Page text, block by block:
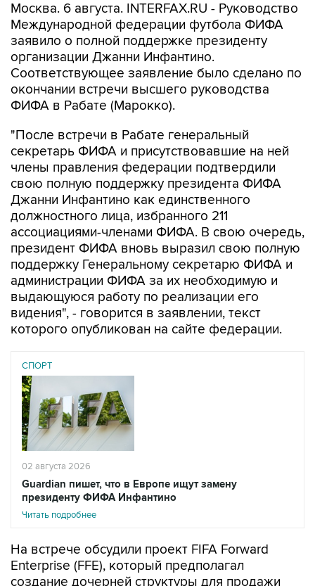
Москва. 6 августа. INTERFAX.RU - Руководство
Международной федерации футбола ФИФА
заявило о полной поддержке президенту
организации Джанни Инфантино.
Соответствующее заявление было сделано по
окончании встречи высшего руководства
ФИФА в Рабате (Марокко).
"После встречи в Рабате генеральный
секретарь ФИФА и присутствовавшие на ней
члены правления федерации подтвердили
свою полную поддержку президента ФИФА
Джанни Инфантино как единственного
должностного лица, избранного 211
ассоциациями-членами ФИФА. В свою очередь,
президент ФИФА вновь выразил свою полную
поддержку Генеральному секретарю ФИФА и
администрации ФИФА за их необходимую и
выдающуюся работу по реализации его
видения", - говорится в заявлении, текст
которого опубликован на сайте федерации.
СПОРТ
02 августа 2026
Guardian пишет, что в Европе ищут замену
президенту ФИФА Инфантино
Читать подробнее
На встрече обсудили проект FIFA Forward
Enterprise (FFE), который предполагал
создание дочерней структуры для продажи